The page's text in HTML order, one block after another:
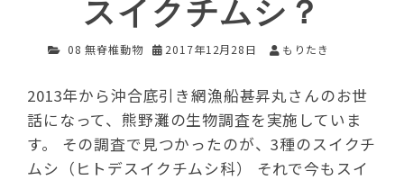
スイクチムシ？
08 無脊椎動物 2017年12月28日 もりたき
2013年から沖合底引き網漁船甚昇丸さんのお世
話になって、熊野灘の生物調査を実施していま
す。 その調査で見つかったのが、3種のスイクチ
ムシ（ヒトデスイクチムシ科） それで今もスイ